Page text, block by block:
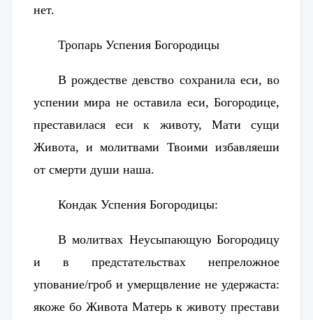
нет.
Тропарь Успения Богородицы
В рождестве девство сохранила еси, во
успении мира не оставила еси, Богородице,
преставилася еси к животу, Мати сущи
Живота, и молитвами Твоими избавляеши
от смерти души наша.
Кондак Успения Богородицы:
В молитвах Неусыпающую Богородицу
и в предстательствах непреложное
упование/гроб и умерщвление не удержаста:
якоже бо Живота Матерь к животу престави